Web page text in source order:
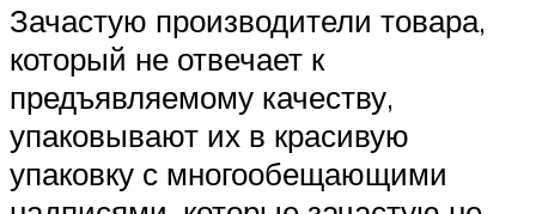
Зачастую производители товара,
который не отвечает к
предъявляемому качеству,
упаковывают их в красивую
упаковку с многообещающими